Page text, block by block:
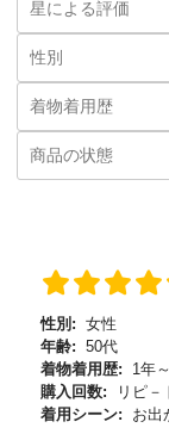
性別: 女性
年齢: 50代
着物着用歴:
1年
購入回数:
リピ－
着用シーン:
お出